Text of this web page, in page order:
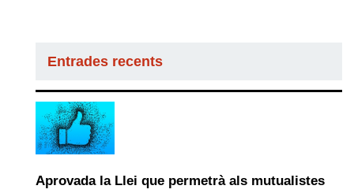
Entrades recents
Aprovada la Llei que permetrà als mutualistes